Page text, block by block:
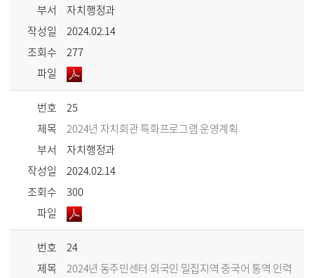
부서
자치행정과
작성일
2024.02.14
조회수
277
파일
번호
25
제목
2024년 자치회관 특화프로그램 운영계획
부서
자치행정과
작성일
2024.02.14
조회수
300
파일
번호
24
제목
2024년 동주민센터 외국인 밀집지역 중국어 통역 인력